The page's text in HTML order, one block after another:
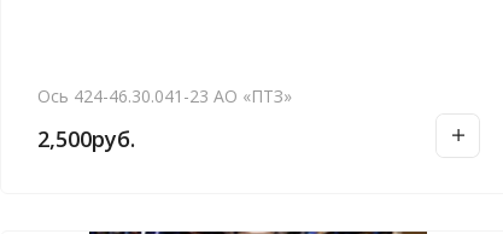
Ось 424-46.30.041-23 АО «ПТЗ»
2,500руб.